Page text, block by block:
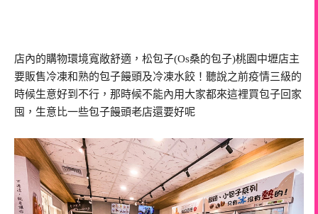
店內的購物環境寬敞舒適，松包子(Os桑的包子)桃園中壢店主
要販售冷凍和熟的包子饅頭及冷凍水餃！聽說之前疫情三級的
時候生意好到不行，那時候不能內用大家都來這裡買包子回家
囤，生意比一些包子饅頭老店還要好呢